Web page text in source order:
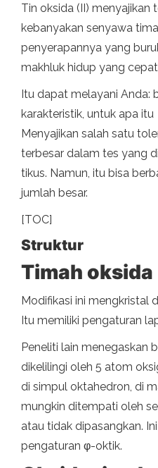
Tin oksida (II) menyajikan
kebanyakan senyawa
penyerapannya yang
makhluk hidup yang
Itu dapat melayani Anda:
karakteristik, untuk apa itu
Menyajikan salah satu
terbesar dalam tes yang
tikus. Namun, itu bisa
jumlah besar.
[TOC]
Struktur
Timah
Modifikasi ini mengkristal
Itu memiliki pengaturan
Peneliti lain menegaskan
dikelilingi oleh 5 atom
di simpul oktahedron, di
mungkin ditempati oleh
atau tidak dipasangkan.
pengaturan φ-oktik.